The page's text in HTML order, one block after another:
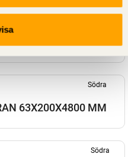
Södra
63X200X4800 MM
Södra